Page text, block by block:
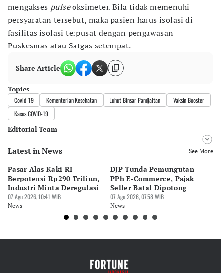
mengakses pulseoksimeter. Bila tidak memenuhi
persyaratan tersebut, maka pasien harus isolasi di
fasilitas isolasi terpusat dengan pengawasan
Puskesmas atau Satgas setempat.
Share Article
Topics
Covid-19 Kementerian Kesehatan Luhut Binsar Pandjaitan
Vaksin Booster
Kasus COVID-19
Editorial Team
Editor
Editor
Ekarina .
Latest in News See More
Pasar Alas Kaki RI
Berpotensi Rp290 Triliun,
Industri Minta Deregulasi
07 Agu 2026, 10:41 WIB
News
DJP Tunda Pemungutan
PPh E-Commerce, Pajak
Seller Batal Dipotong
07 Agu 2026, 07:58 WIB
News